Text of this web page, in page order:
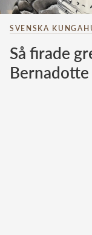
SVENSKA
Så firade
Bernadotte